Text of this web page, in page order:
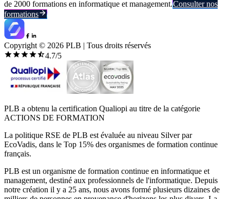
de 2000 formations en informatique et management.Consulter nos
formations
Copyright © 2026 PLB | Tous droits réservés
4.7/5
PLB a obtenu la certification Qualiopi au titre de la catégorie
ACTIONS DE FORMATION
La politique RSE de PLB est évaluée au niveau Silver par
EcoVadis, dans le Top 15% des organismes de formation continue
français.
PLB est un organisme de formation continue en informatique et
management, destiné aux professionnels de l'informatique. Depuis
notre création il y a 25 ans, nous avons formé plusieurs dizaines de